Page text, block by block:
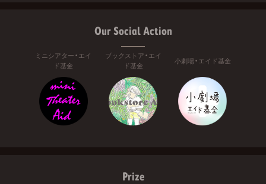
Our Social Action
ミニシアター・エイ
ド基金
ブックストア・エイ
ド基金
小劇場・エイド基金
Prize